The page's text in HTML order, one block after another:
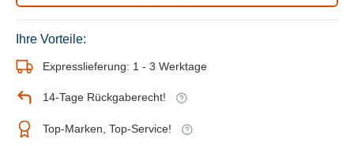
Ihre Vorteile:
Expresslieferung: 1 - 3 Werktage
14-Tage Rückgaberecht!
Top-Marken, Top-Service!